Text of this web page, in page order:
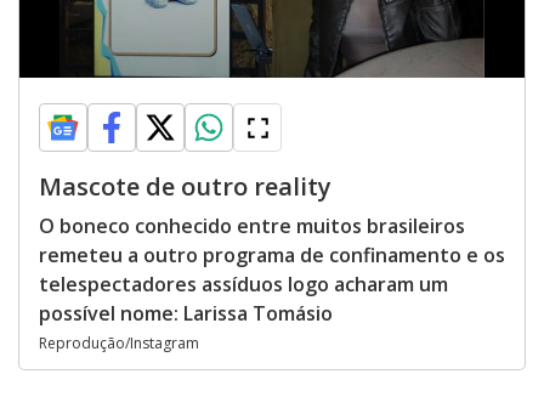
Mascote de outro reality
O boneco conhecido entre muitos brasileiros
remeteu a outro programa de confinamento e os
telespectadores assíduos logo acharam um
possível nome: Larissa Tomásio
Reprodução/Instagram